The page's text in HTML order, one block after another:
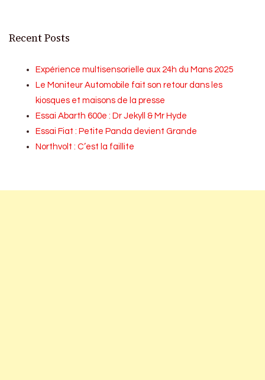
Recent Posts
Expérience multisensorielle aux 24h du Mans 2025
Le Moniteur Automobile fait son retour dans les
kiosques et maisons de la presse
Essai Abarth 600e : Dr Jekyll & Mr Hyde
Essai Fiat : Petite Panda devient Grande
Northvolt : C’est la faillite